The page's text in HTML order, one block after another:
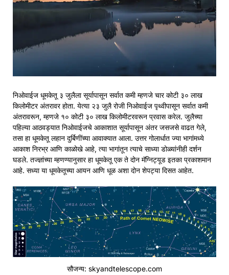
निओवाईज धूमकेतू ३ जुलैला सूर्यापासून सर्वात कमी म्हणजे चार कोटी ३० लाख
किलोमीटर अंतरावर होता. येत्या २३ जुलै रोजी निओवाईज पृथ्वीपासून सर्वात कमी
अंतरावरून, म्हणजे १० कोटी ३० लाख किलोमीटरवरून प्रवास करेल. जुलैच्या
पहिल्या आठवड्यात निओवाईजचे आकाशात सूर्यापासून अंतर जसजसे वाढत गेले,
तसा हा धूमकेतू लहान दुर्बिणींच्या आवाक्यात आला. उत्तर गोलार्धात ज्या भागांमध्ये
आकाश निरभ्र आणि काळोखे आहे, त्या भागांतून त्याचे साध्या डोळ्यांनीही दर्शन
घडले. तज्ज्ञांच्या म्हणण्यानुसार हा धूमकेतू एक ते दोन मॅग्निट्यूड इतका प्रकाशमान
आहे. सध्या या धूमकेतूच्या आयन आणि धूळ अशा दोन शेपट्या दिसत आहेत.
सौजन्य: skyandtelescope.com